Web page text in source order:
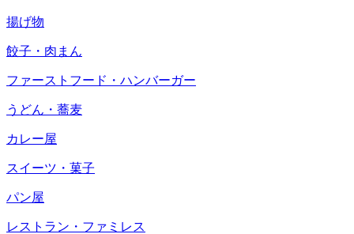
揚げ物
餃子・肉まん
ファーストフード・ハンバーガー
うどん・蕎麦
カレー屋
スイーツ・菓子
パン屋
レストラン・ファミレス